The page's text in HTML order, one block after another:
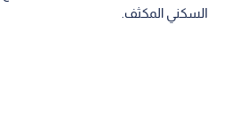
السكني المكثف.